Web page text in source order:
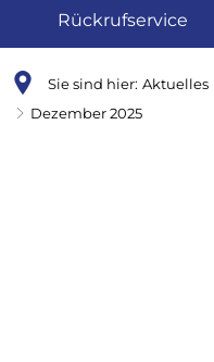
Rückrufservice
Sie sind hier: Aktuelles
Dezember 2025